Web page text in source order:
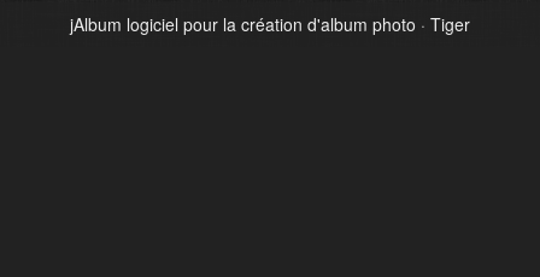
jAlbum logiciel pour la création d'album photo · Tiger